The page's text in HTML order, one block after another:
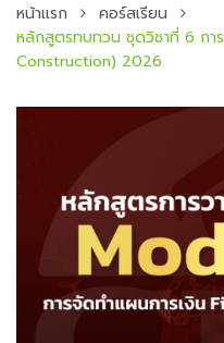
หน้าแรก
คอร์สเรียน
หลักสูตรทบทวน ชุดวิชาที่ 6 กา
Construction) 2026